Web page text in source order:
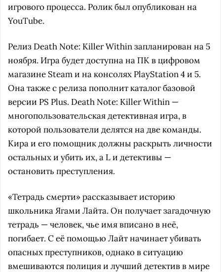
игрового процесса. Ролик был опубликован на
YouTube.
Релиз Death Note: Killer Within запланирован на 5
ноября. Игра будет доступна на ПК в цифровом
магазине Steam и на консолях PlayStation 4 и 5.
Она также с релиза пополнит каталог базовой
версии PS Plus. Death Note: Killer Within —
многопользовательская детективная игра, в
которой пользователи делятся на две команды.
Кира и его помощник должны раскрыть личности
остальных и убить их, а L и детективы —
остановить преступления.
«Тетрадь смерти» рассказывает историю
школьника Ягами Лайта. Он получает загадочную
тетрадь — человек, чье имя вписано в неё,
погибает. С её помощью Лайт начинает убивать
опасных преступников, однако в ситуацию
вмешиваются полиция и лучший детектив в мире